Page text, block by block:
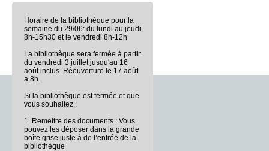
Horaire de la bibliothèque pour la
semaine du 29/06: du lundi au jeudi
8h-15h30 et le vendredi 8h-12h
La bibliothèque sera fermée à partir
du vendredi 3 juillet jusqu'au 16
août inclus. Réouverture le 17 août
à 8h.
Si la bibliothèque est fermée et que
vous souhaitez :
1. Remettre des documents : Vous
pouvez les déposer dans la grande
boîte grise juste à de l’entrée de la
bibliothèque